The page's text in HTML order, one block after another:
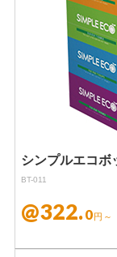
シンプルエコボ
BT-011
@322.0円～